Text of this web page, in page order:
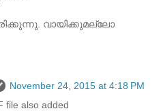
വായിക്കുമല്ലോ
November 24, 2015 at 4:18 PM
file also added